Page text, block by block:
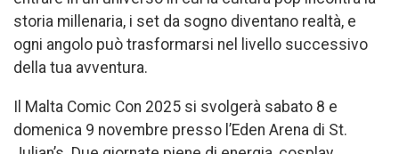
storia millenaria, i set da sogno diventano realtà, e
ogni angolo può trasformarsi nel livello successivo
della tua avventura.
Il Malta Comic Con 2025 si svolgerà sabato 8 e
domenica 9 novembre presso l’Eden Arena di St.